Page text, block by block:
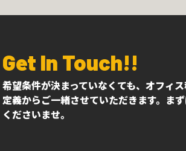
Get In Touch!!
希望条件が決まっていなくても、オフィ
定義からご一緒させていただきます。ま
くださいませ。